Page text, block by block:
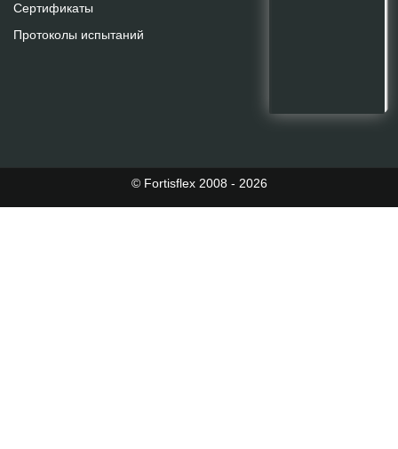
Сертификаты
Протоколы испытаний
© Fortisflex 2008 - 2026